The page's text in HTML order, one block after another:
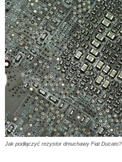
Jak podłączyć rezystor dmuchawy Fiat Ducato?